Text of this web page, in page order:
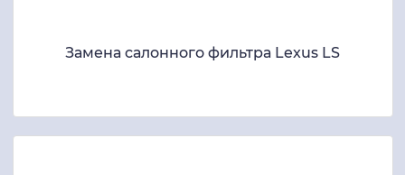
Замена салонного фильтра Lexus LS